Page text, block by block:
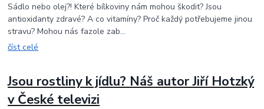
Sádlo nebo olej?! Které bílkoviny nám mohou škodit? Jsou
antioxidanty zdravé? A co vitamíny? Proč každý potřebujeme jinou
stravu? Mohou nás fazole zab...
číst celé
Jsou rostliny k jídlu? Náš autor Jiří Hotzký
v České televizi